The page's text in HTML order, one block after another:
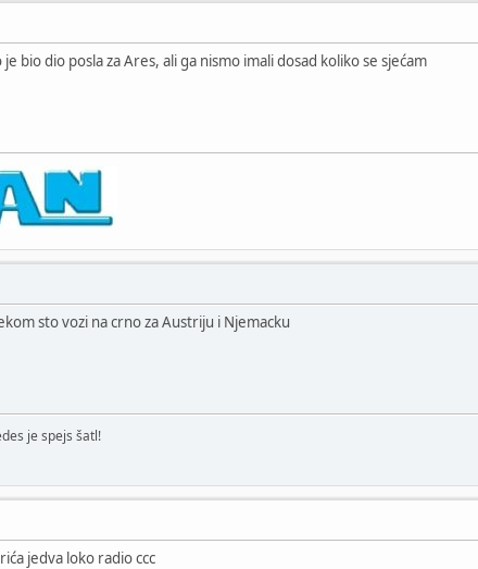
bio dio posla za Ares, ali ga nismo imali dosad koliko se sjećam
sto vozi na crno za Austriju i Njemacku
je spejs šatl!
jedva loko radio ccc